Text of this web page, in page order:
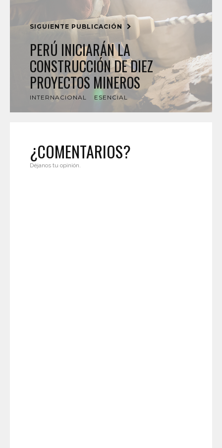
SIGUIENTE PUBLICACIÓN
PERÚ INICIARÁN LA
CONSTRUCCIÓN DE DIEZ
PROYECTOS MINEROS
INTERNACIONAL ESENCIAL
¿COMENTARIOS?
Déjanos tu opinión.